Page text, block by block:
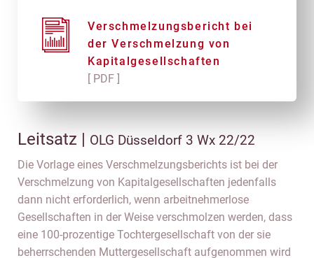
Verschmelzungsbericht bei
der Verschmelzung von
Kapitalgesellschaften
[ PDF ]
Leitsatz | OLG Düsseldorf 3 Wx 22/22
Die Vorlage eines Verschmelzungsberichts ist bei der
Verschmelzung von Kapitalgesellschaften jedenfalls
dann nicht erforderlich, wenn arbeitnehmerlose
Gesellschaften in der Weise verschmolzen werden, dass
eine 100-prozentige Tochtergesellschaft von der sie
beherrschenden Muttergesellschaft aufgenommen wird